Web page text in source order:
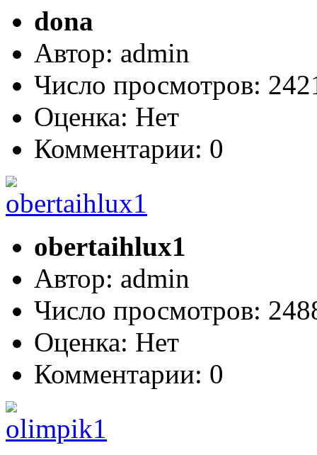
dona
Автор: admin
Число просмотров:
Оценка: Нет
Комментарии: 0
obertaihlux1
Автор: admin
Число просмотров:
Оценка: Нет
Комментарии: 0